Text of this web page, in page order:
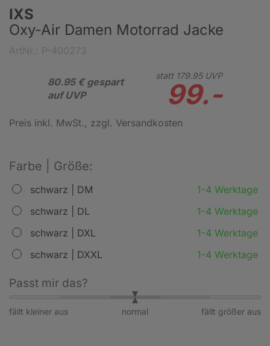
IXS
Oxy-Air Damen Motorrad Jacke
80.95 € gespart
auf UVP
statt 179.95UVP
99.-
Preis inkl. MwSt., zzgl. Versandkosten
Farbe | Größe:
schwarz | DM
1-4 Werktage
schwarz | DL
1-4 Werktage
schwarz | DXL
1-4 Werktage
schwarz | DXXL
1-4 Werktage
Passt mir das?
fällt kleiner aus fällt größer aus
normal